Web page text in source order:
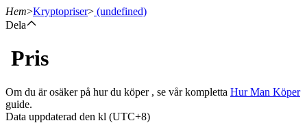
Terminer
Hem>Kryptopriser> (undefined)
Dela
Pris
Om du är osäker på hur du köper , se vår kompletta Hur Man Köper
guide.
Data uppdaterad den kl (UTC+8)